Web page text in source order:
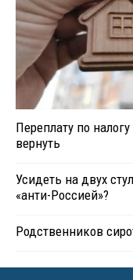
Переплату по
вернуть
Усидеть на двух
«анти-Россией»?
Родственников